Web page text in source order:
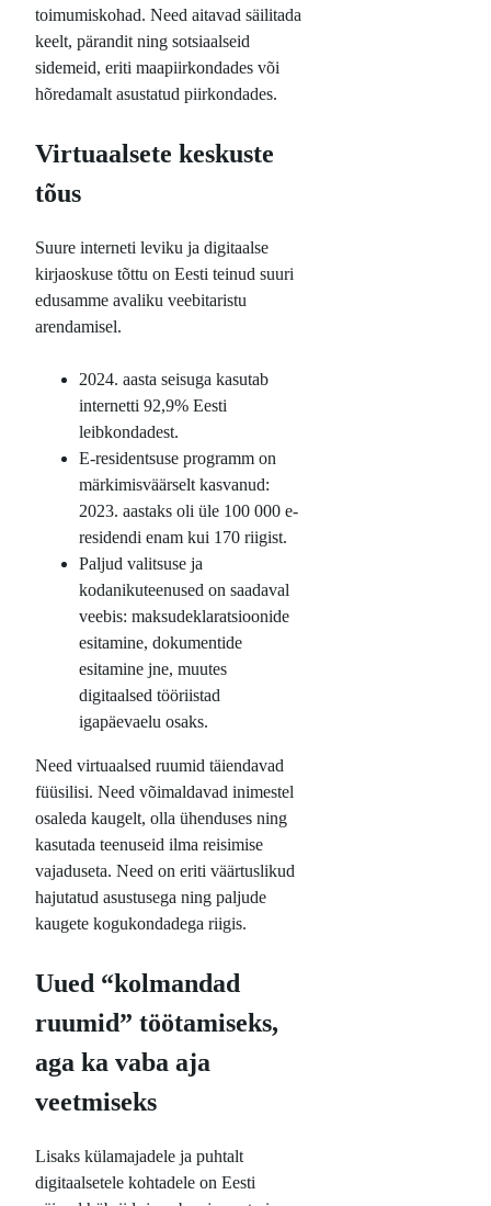
toimumiskohad. Need aitavad säilitada
keelt, pärandit ning sotsiaalseid
sidemeid, eriti maapiirkondades või
hõredamalt asustatud piirkondades.
Virtuaalsete keskuste
tõus
Suure interneti leviku ja digitaalse
kirjaoskuse tõttu on Eesti teinud suuri
edusamme avaliku veebitaristu
arendamisel.
2024. aasta seisuga kasutab
internetti 92,9% Eesti
leibkondadest.
E-residentsuse programm on
märkimisväärselt kasvanud:
2023. aastaks oli üle 100 000 e-
residendi enam kui 170 riigist.
Paljud valitsuse ja
kodanikuteenused on saadaval
veebis: maksudeklaratsioonide
esitamine, dokumentide
esitamine jne, muutes
digitaalsed tööriistad
igapäevaelu osaks.
Need virtuaalsed ruumid täiendavad
füüsilisi. Need võimaldavad inimestel
osaleda kaugelt, olla ühenduses ning
kasutada teenuseid ilma reisimise
vajaduseta. Need on eriti väärtuslikud
hajutatud asustusega ning paljude
kaugete kogukondadega riigis.
Uued “kolmandad
ruumid” töötamiseks,
aga ka vaba aja
veetmiseks
Lisaks külamajadele ja puhtalt
digitaalsetele kohtadele on Eesti